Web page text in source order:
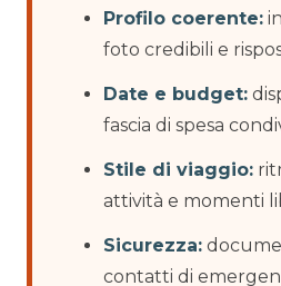
Profilo coerente:
foto credibili e
Date e budget:
fascia di spesa
Stile di viaggio:
attività e momenti
Sicurezza:
contatti di